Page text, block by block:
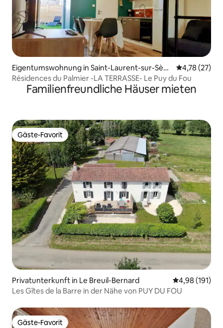
Eigentumswohnung in Saint-Laurent-sur-Sèvr
e
4,78 (27)
Résidences du Palmier -LA TERRASSE- Le Puy du Fou
Familienfreundliche Häuser mieten
Gäste-Favorit
Gäste-Favorit
Privatunterkunft in Le Breuil-Bernard
4,98 (191)
Les Gîtes de la Barre in der Nähe von PUY DU FOU
Gäste-Favorit